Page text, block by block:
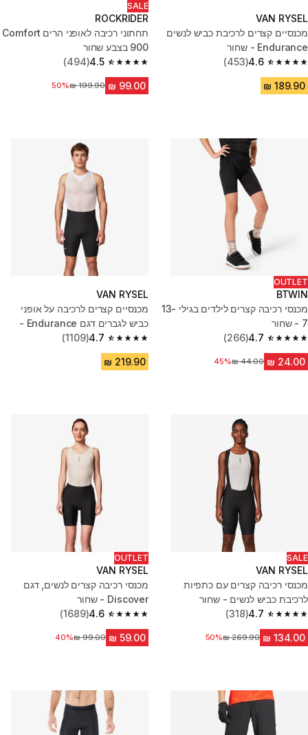
VAN RYSEL
מכנסיים קצרים לרכיבת כביש לנשים
Endurance - שחור
4.6
4.6 out of 5 stars from 453 reviews
(453)
SALE
ROCKRIDER
תחתוני רכיבה לאופני הרים Comfort
900 בצבע שחור
4.5
4.5 out of 5 stars from 494 reviews
(494)
מחיר לפני הנחה‏199.90 ₪
50%
OUTLET
BTWIN
מכנסי רכיבה קצרים לילדים בגילי 13-
7 - שחור
4.7
4.7 out of 5 stars from 266 reviews
(266)
מחיר לפני הנחה‏44.00 ₪
45%
VAN RYSEL
מכנסיים קצרים לרכיבה על אופני
כביש לגברים דגם Endurance -
שחור
4.7
4.7 out of 5 stars from 1109 reviews
(1109)
SALE
VAN RYSEL
מכנסי רכיבה קצרים עם כתפיות
לרכיבת כביש לנשים - שחור
4.7
4.7 out of 5 stars from 318 reviews
(318)
מחיר לפני הנחה
50%
OUTLET
VAN RYSEL
מכנסי רכיבה קצרים לנשים, דגם
Discover - שחור
4.6
4.6 out of 5 stars from 1689 reviews
(1689)
מחיר לפני הנחה‏99.00 ₪
40%